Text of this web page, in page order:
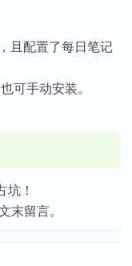
且配置了每日笔记
可手动安装。
！
末留言。